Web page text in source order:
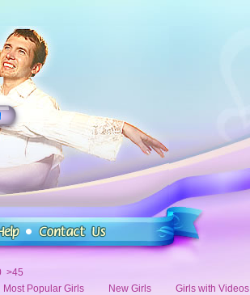
>45
Most Popular Girls
New Girls Girls with Videos